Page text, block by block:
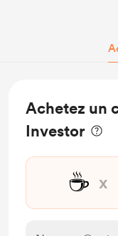
Achetez un
Investor
☕ x